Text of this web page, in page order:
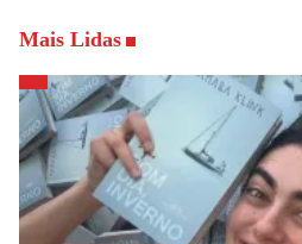
Mais Lidas